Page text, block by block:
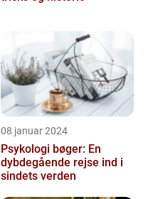
08 januar 2024
Psykologi bøger: En
dybdegående rejse ind i
sindets verden